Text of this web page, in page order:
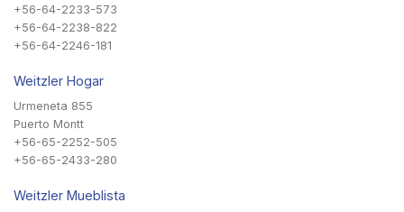
+56-64-2233-573
+56-64-2238-822
+56-64-2246-181
Weitzler Hogar
Urmeneta 855
Puerto Montt
+56-65-2252-505
+56-65-2433-280
Weitzler Mueblista